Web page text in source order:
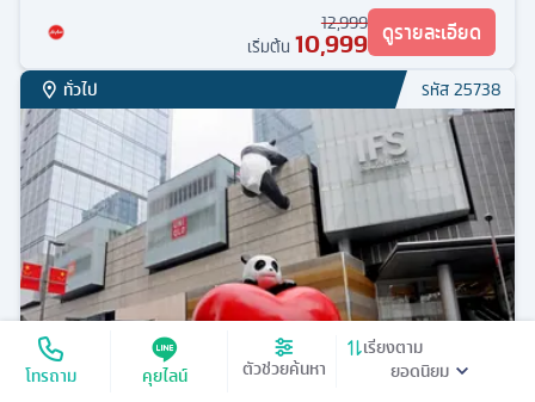
โทรถาม คุยไลน์ ตัวช่วยค้นหา
เรียงตาม
12,999
เริ่มต้น 10,999 ดูรายละเอียด
ทั่วไป รหัส25738